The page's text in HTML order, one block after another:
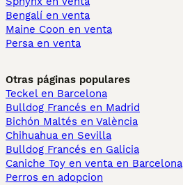
Bengalí en venta
Maine Coon en venta
Persa en venta
Otras páginas populares
Teckel en Barcelona
Bulldog Francés en Madrid
Bichón Maltés en València
Chihuahua en Sevilla
Bulldog Francés en Galicia
Caniche Toy en venta en Barcelona
Perros en adopcion